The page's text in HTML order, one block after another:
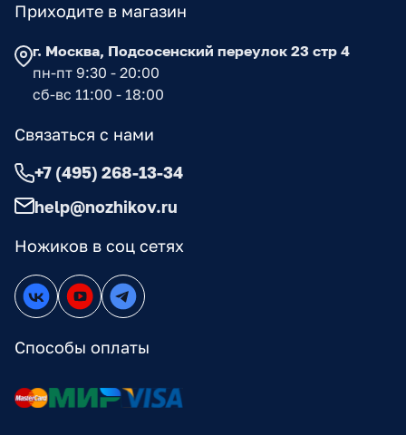
Ножиков в соц сетях
Способы оплаты
Приходите в магазин
г. Москва, Подсосенский переулок 23 стр 4
пн-пт 9:30 - 20:00
сб-вс 11:00 - 18:00
Связаться с нами
+7 (495) 268-13-34
help@nozhikov.ru